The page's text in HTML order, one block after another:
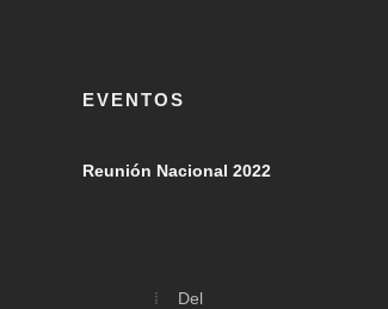
EVENTOS
Reunión Nacional 2022
Del